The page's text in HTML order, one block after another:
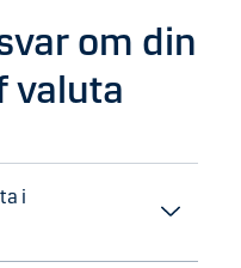
om din
valuta
i